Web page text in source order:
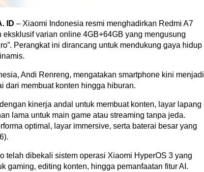
ID – Xiaomi Indonesia resmi menghadirkan Redmi A7
varian online 4GB+64GB yang mengusung
Perangkat ini dirancang untuk mendukung gaya hidup
Andi Renreng, mengatakan smartphone kini menjadi
dari membuat konten hingga hiburan.
kinerja andal untuk membuat konten, layar lapang
lama untuk main game atau streaming tanpa jeda.
optimal, layar immersive, serta baterai besar yang
telah dibekali sistem operasi Xiaomi HyperOS 3 yang
gaming, editing konten, hingga pemanfaatan fitur AI.